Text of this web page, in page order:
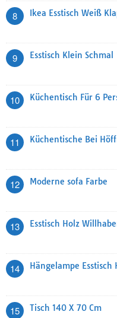
8 Ikea Esstisch Weiß
9 Esstisch Klein Schmal
10 Küchentisch Für 6
11 Küchentische Bei
12 Moderne sofa Farbe
13 Esstisch Holz
14 Hängelampe Esstisch
15 Tisch 140 X 70 Cm